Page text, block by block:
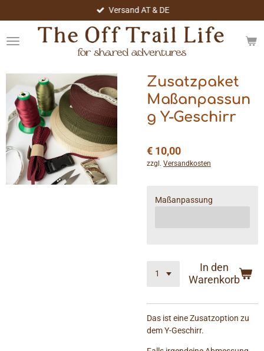
Hauptinhalt
springen
Versand AT & DE
Zusatzpaket
Maßanpassun
g Y-Geschirr
€ 10,00
zzgl. Versandkosten
Maßanpassung
In den
Warenkorb
Das ist eine Zusatzoption zu
dem Y-Geschirr.